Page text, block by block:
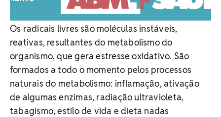
Os radicais livres são moléculas instáveis,
reativas, resultantes do metabolismo do
organismo, que gera estresse oxidativo. São
formados a todo o momento pelos processos
naturais do metabolismo: inflamação, ativação
de algumas enzimas, radiação ultravioleta,
tabagismo, estilo de vida e dieta nadas